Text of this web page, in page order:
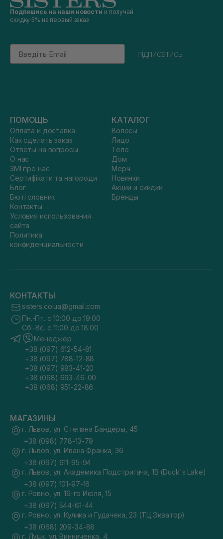
Подпишись на наши новости и получай
скидку 5% на первый заказ
Email
підписатись
ПОМОЩЬ
Оплата и доставка
Как сделать заказ
Ответы на вопросы
О нас
ЗМІ про нас
Сертифікати та нагороди
Блог
Бюті словник
Контакты
Условия использования
сайта
Политика
конфиденциальности
КАТАЛОГ
Волосы
Лицо
Тело
Дом
Мерч
Новинки
Акции и скидки
Бренды
КОНТАКТЫ
sisters.co.ua@gmail.com
Пн.-Пт. с 10:00 до 19:00
Сб.-Вс. с 11:00 до 18:00
Менеджер
+38 (097) 612-54-81
+38 (097) 788-12-88
+38 (097) 983-41-20
+38 (068) 693-46-00
+38 (068) 951-22-86
МАГАЗИНЫ
г. Львов, ул. Степана Бандеры, 45
+38 (098) 778-13-79
г. Львов, ул. Ивана Франка, 36
+38 (097) 611-95-94
г. Львов, ул. Академика Подстригача, 1В (Duck's Lake)
+38 (097) 101-97-16
г. Ровно, ул. 16-го Июля, 15
+38 (097) 544-61-44
г. Ровно, ул. Кулика и Гудачека, 23 (ТЦ Экватор)
+38 (068) 209-34-88
г. Луцк, ул. Винниченка, 4